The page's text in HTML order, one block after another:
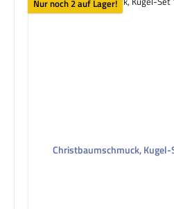
Nur noch 2 auf Lager!
Christbaumschmuck, Kugel-